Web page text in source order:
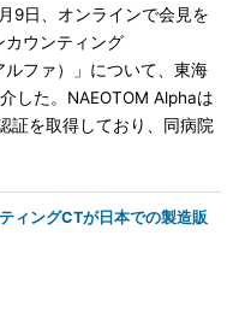
9日、オンラインで会見を
カウンティング
ファ）」について、東海
した。NAEOTOM Alphaは
証を取得しており、同病院
ィングCTが日本での製造販